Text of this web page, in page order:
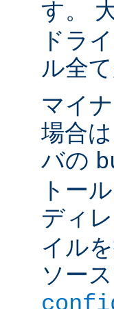
す。
ドラ
ル全
マイ
場合
バの
トー
ディ
イル
ソー